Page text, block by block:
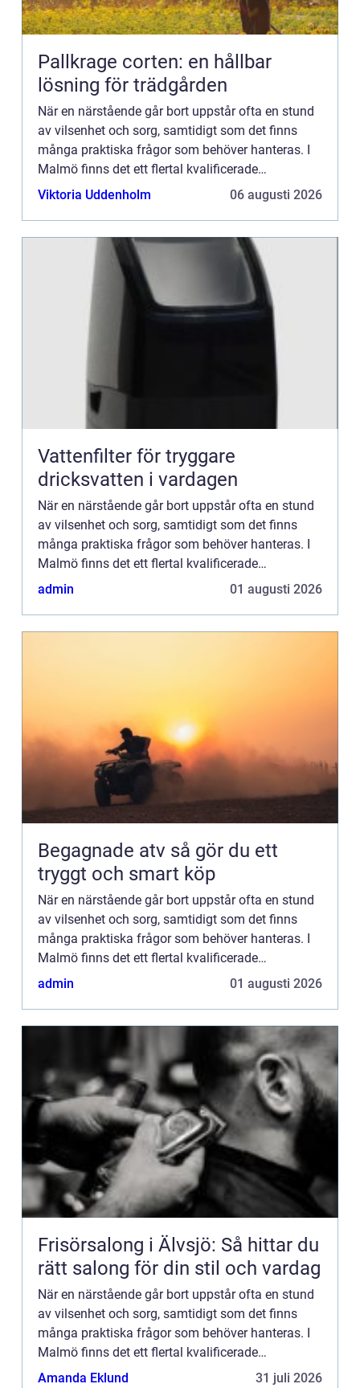
Pallkrage corten: en hållbar
lösning för trädgården
När en närstående går bort uppstår ofta en stund
av vilsenhet och sorg, samtidigt som det finns
många praktiska frågor som behöver hanteras. I
Malmö finns det ett flertal kvalificerade
begravningsbyr&...
Viktoria Uddenholm 06 augusti 2026
Vattenfilter för tryggare
dricksvatten i vardagen
När en närstående går bort uppstår ofta en stund
av vilsenhet och sorg, samtidigt som det finns
många praktiska frågor som behöver hanteras. I
Malmö finns det ett flertal kvalificerade
begravningsbyr&...
admin 01 augusti 2026
Begagnade atv så gör du ett
tryggt och smart köp
När en närstående går bort uppstår ofta en stund
av vilsenhet och sorg, samtidigt som det finns
många praktiska frågor som behöver hanteras. I
Malmö finns det ett flertal kvalificerade
begravningsbyr&...
admin 01 augusti 2026
Frisörsalong i Älvsjö: Så hittar du
rätt salong för din stil och vardag
När en närstående går bort uppstår ofta en stund
av vilsenhet och sorg, samtidigt som det finns
många praktiska frågor som behöver hanteras. I
Malmö finns det ett flertal kvalificerade
begravningsbyr&...
Amanda Eklund 31 juli 2026